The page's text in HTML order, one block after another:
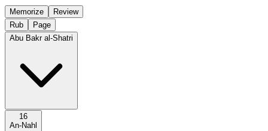
Memorize
Review
Rub
Page
Abu Bakr al-Shatri
16
An-Nahl